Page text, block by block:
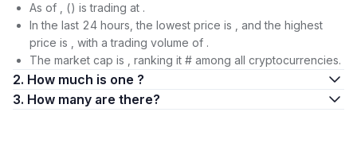
As of , () is trading at .
In the last 24 hours, the lowest price is , and the highest
price is , with a trading volume of .
The market cap is , ranking it # among all cryptocurrencies.
2. How much is one ?
3. How many are there?